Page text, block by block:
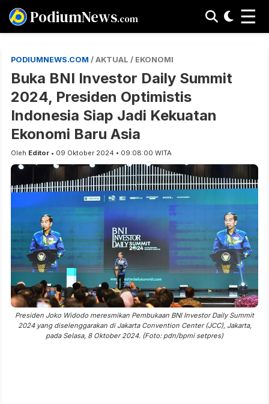
PodiumNews.com ☰
PODIUMNEWS.COM / AKTUAL / EKONOMI
Buka BNI Investor Daily Summit
2024, Presiden Optimistis
Indonesia Siap Jadi Kekuatan
Ekonomi Baru Asia
Oleh Editor • 09 Oktober 2024 • 09:08:00 WITA
Presiden Joko Widodo meresmikan Pembukaan BNI Investor Daily Summit
2024 yang diselenggarakan di Jakarta Convention Center (JCC), Jakarta,
pada Selasa, 8 Oktober 2024. (Foto: pdn/bpmi setpres)